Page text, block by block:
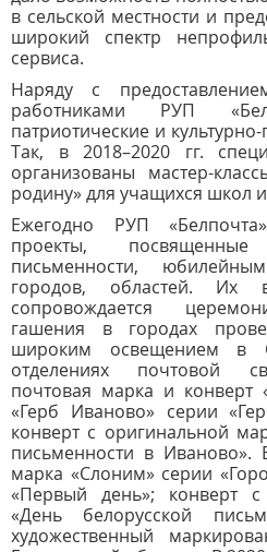
в сельской местности и
широкий спектр
сервиса.
Наряду с
работниками РУП
патриотические и
Так, в 2018–2020 гг.
организованы мастер-
родину» для учащихся школ
Ежегодно РУП
проекты,
письменности,
городов, областей. Их
сопровождается
гашения в городах
широким освещением
отделениях почтовой
почтовая марка и
«Герб Иваново» серии
конверт с оригинальной
письменности в Иваново».
марка «Слоним» серии
«Первый день»; конверт
«День белорусской
художественный